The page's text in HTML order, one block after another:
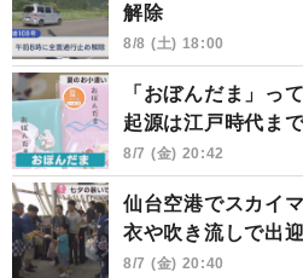
解除
8/8 (土) 18:00
「おぼんだま」っ
起源は江戸時代ま
8/7 (金) 20:42
仙台空港でスカイ
衣や吹き流しで出迎
8/7 (金) 20:40